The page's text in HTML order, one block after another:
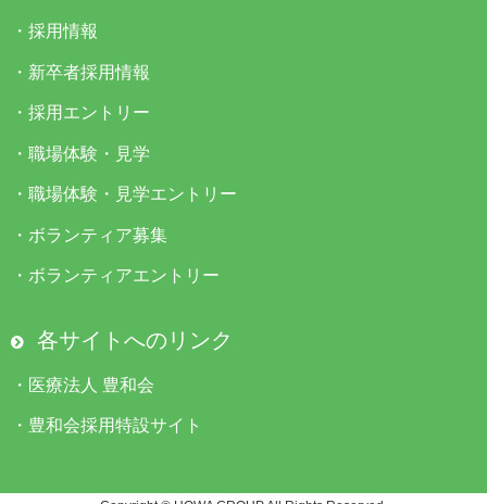
・ 採用情報
・ 新卒者採用情報
・ 採用エントリー
・ 職場体験・見学
・ 職場体験・見学エントリー
・ ボランティア募集
・ ボランティアエントリー
各サイトへのリンク
・ 医療法人 豊和会
・ 豊和会採用特設サイト